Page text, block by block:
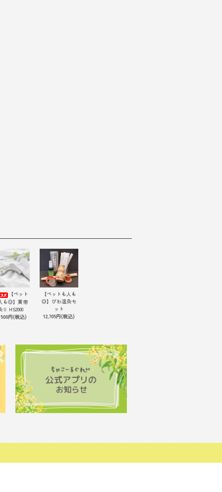
【ペット
も◎】黄帝
Ⅱ HS2000
円(税込)
【ペットも人も
◎】びわ温灸セ
ット
12,705円(税込)